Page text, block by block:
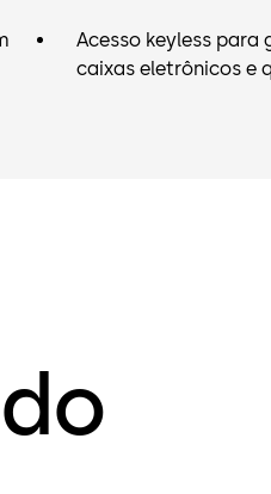
Acesso keyless para
caixas eletrônicos e